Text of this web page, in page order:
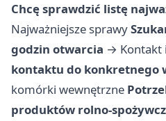
Chcę sprawdzić listę
Najważniejsze sprawy
godzin otwarcia → Kontakt
kontaktu do konkretnego
komórki wewnętrzne
produktów rolno-